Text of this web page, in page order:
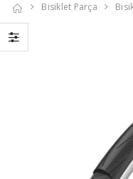
Bisiklet Parça